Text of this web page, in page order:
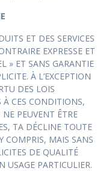
ET DES SERVICES
EXPRESSE ET
» ET SANS GARANTIE
À L’EXCEPTION
DES LOIS
À CES CONDITIONS,
PEUVENT ÊTRE
TA DÉCLINE TOUTE
COMPRIS, MAIS SANS
DE QUALITÉ
USAGE PARTICULIER.